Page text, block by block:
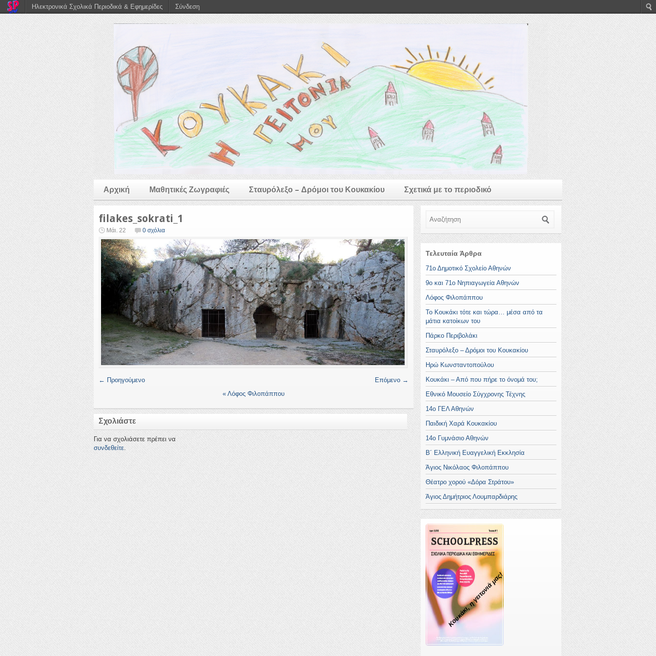
Αρχική Μαθητικές Ζωγραφιές Σταυρόλεξο – Δρόμοι του Κουκακίου Σχετικά με το περιοδικό
filakes_sokrati_1
Μάι. 22 0 σχόλια
← Προηγούμενο
Επόμενο →
« Λόφος Φιλοπάππου
Σχολιάστε
Για να σχολιάσετε πρέπει να
συνδεθείτε.
Τελευταία Άρθρα
71ο Δημοτικό Σχολείο Αθηνών
9ο και 71ο Νηπιαγωγεία Αθηνών
Λόφος Φιλοπάππου
Το Κουκάκι τότε και τώρα… μέσα από τα
μάτια κατοίκων του
Πάρκο Περιβολάκι
Σταυρόλεξο – Δρόμοι του Κουκακίου
Ηρώ Κωνσταντοπούλου
Κουκάκι – Από που πήρε το όνομά του;
Εθνικό Μουσείο Σύγχρονης Τέχνης
14ο ΓΕΛ Αθηνών
Παιδική Χαρά Κουκακίου
14ο Γυμνάσιο Αθηνών
Β´ Ελληνική Ευαγγελική Εκκλησία
Άγιος Νικόλαος Φιλοπάππου
Θέατρο χορού «Δόρα Στράτου»
Άγιος Δημήτριος Λουμπαρδιάρης
Κουκάκι, η γειτονιά μας!
Ηλεκτρονικά Σχολικά Περιοδικά & Εφημερίδες Σύνδεση